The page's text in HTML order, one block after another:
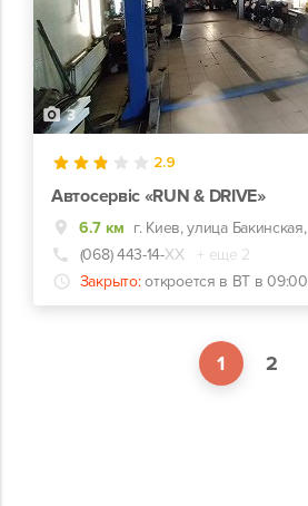
3
2.9
Автосервіс «RUN & DRIVE»
6.7 км
(068) 443-14-ХХ
+ еще 2
Закрыто: откроется в ВТ в 09:00
1 2